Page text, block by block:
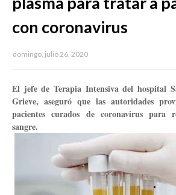
con coronavirus
domingo, julio 26, 2020
El jefe de Terapia Intensiva del hospital
Grieve, aseguró que las autoridades
pacientes curados de coronavirus para
sangre.